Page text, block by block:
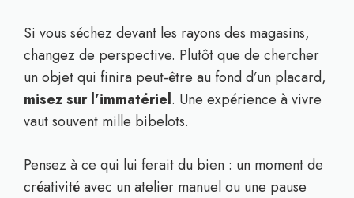
Si vous séchez devant les rayons des magasins,
changez de perspective. Plutôt que de chercher
un objet qui finira peut-être au fond d’un placard,
misez sur l’immatériel. Une expérience à vivre
vaut souvent mille bibelots.
Pensez à ce qui lui ferait du bien : un moment de
créativité avec un atelier manuel ou une pause